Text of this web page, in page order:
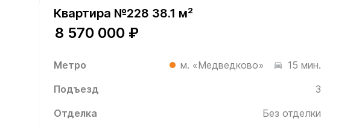
Квартира №228 38.1 м²
8 570 000 ₽
Метро м. «Медведково» 15 мин.
Подъезд 3
Отделка
Без отделки